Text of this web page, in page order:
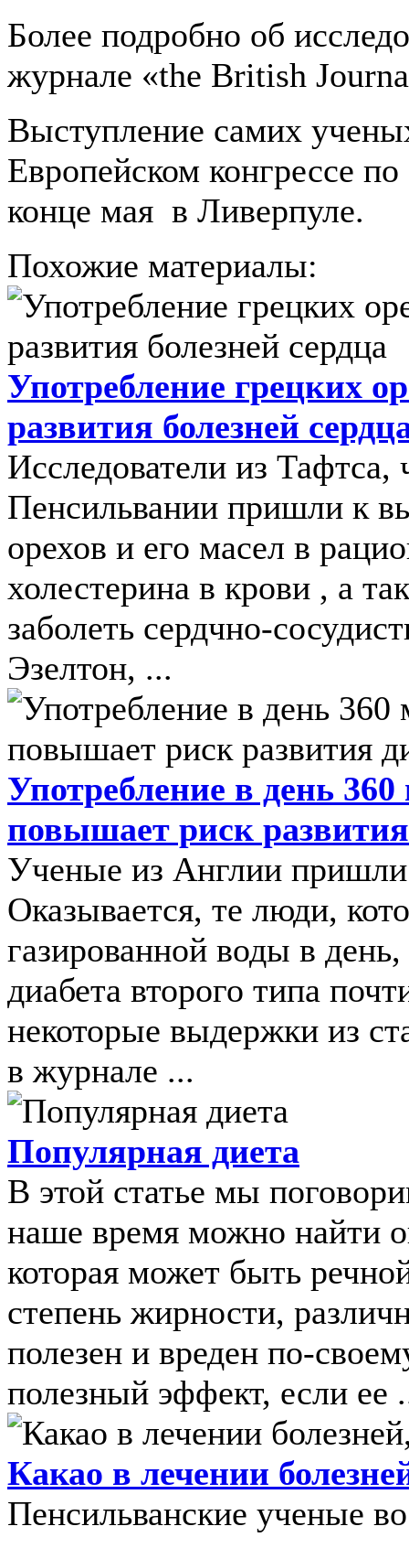
Более подробно об
журнале «the British
Выступление самих
Европейском конгрессе
конце мая в Ливерпуле.
Похожие материалы:
Употребление грецких
развития болезней
Исследователи из Тафтса,
Пенсильвании пришли к
орехов и его масел в
холестерина в крови , а
заболеть сердчно-
Эзелтон, ...
Употребление в день
повышает риск
Ученые из Англии
Оказывается, те люди,
газированной воды в
диабета второго типа
некоторые выдержки из
в журнале ...
Популярная диета
В этой статье мы
наше время можно найти
которая может быть
степень жирности,
полезен и вреден по-
полезный эффект, если ее
Какао в лечении
Пенсильванские ученые